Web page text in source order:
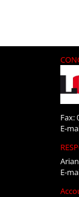
Fax:
E-
E-